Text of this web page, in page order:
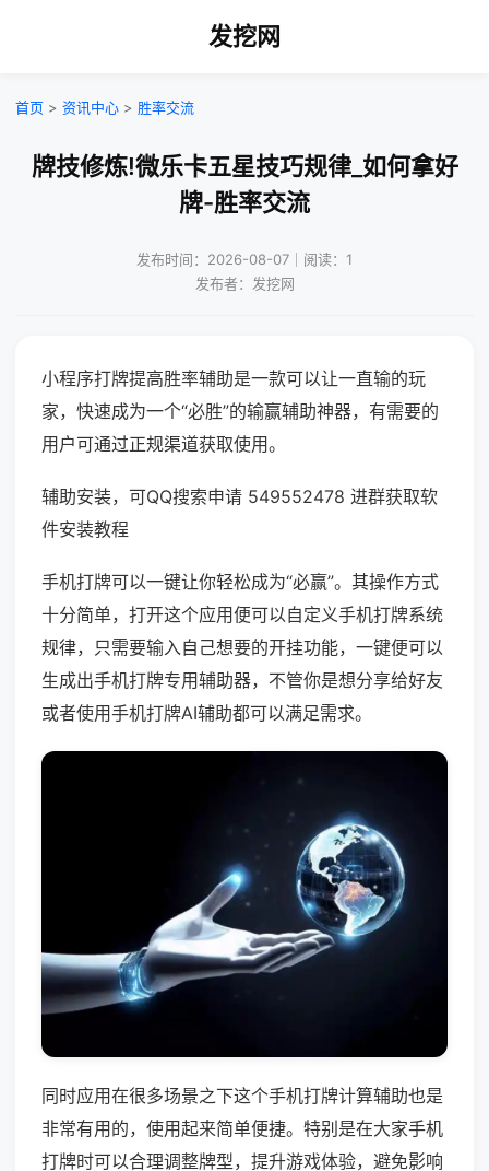
发挖网
首页 > 资讯中心 > 胜率交流
牌技修炼!微乐卡五星技巧规律_如何拿好
牌-胜率交流
发布时间：2026-08-07｜阅读：1
发布者：发挖网
小程序打牌提高胜率辅助是一款可以让一直输的玩
家，快速成为一个“必胜”的输赢辅助神器，有需要的
用户可通过正规渠道获取使用。
辅助安装，可QQ搜索申请 549552478 进群获取软
件安装教程
手机打牌可以一键让你轻松成为“必赢”。其操作方式
十分简单，打开这个应用便可以自定义手机打牌系统
规律，只需要输入自己想要的开挂功能，一键便可以
生成出手机打牌专用辅助器，不管你是想分享给好友
或者使用手机打牌AI辅助都可以满足需求。
同时应用在很多场景之下这个手机打牌计算辅助也是
非常有用的，使用起来简单便捷。特别是在大家手机
打牌时可以合理调整牌型，提升游戏体验，避免影响